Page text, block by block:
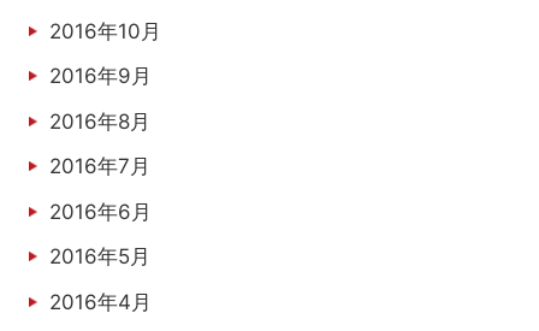
2016年10月
2016年9月
2016年8月
2016年7月
2016年6月
2016年5月
2016年4月